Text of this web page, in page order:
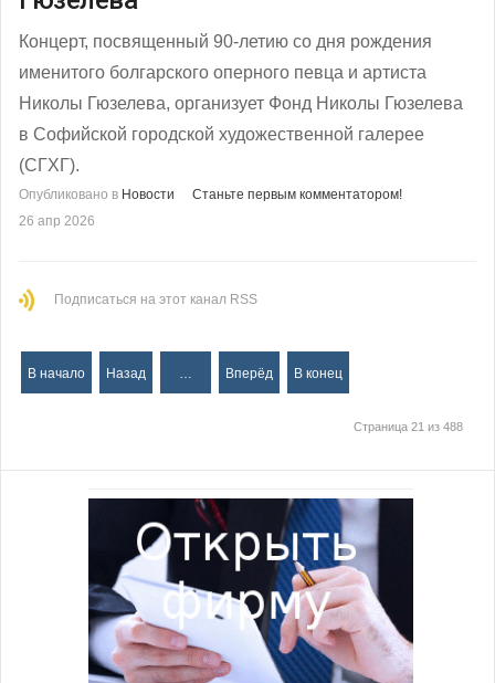
Концерт, посвященный 90-летию со дня рождения
именитого болгарского оперного певца и артиста
Николы Гюзелева, организует Фонд Николы Гюзелева
в Софийской городской художественной галерее
(СГХГ).
Опубликовано в Новости
Станьте первым комментатором!
26 апр 2026
Подписаться на этот канал RSS
В начало Назад … Вперёд В конец
Страница 21 из 488